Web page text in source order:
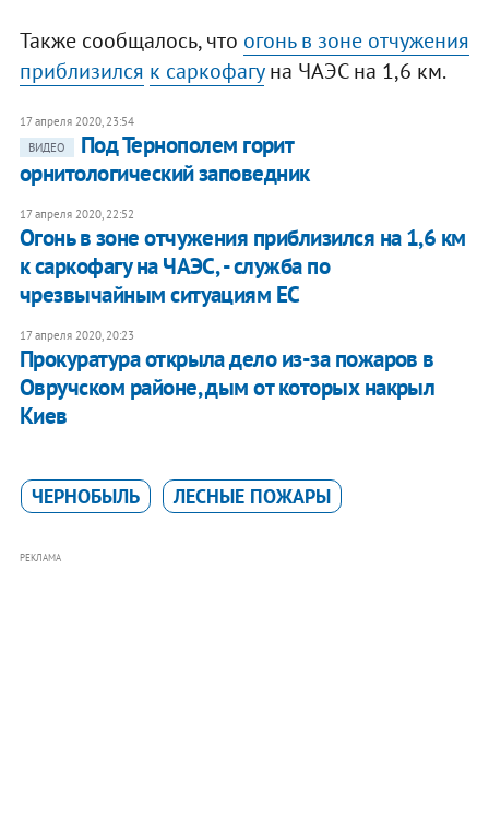
Также сообщалось, что огонь в зоне отчужения
приблизился к саркофагуна ЧАЭС на 1,6 км.
17 апреля 2020, 23:54
ВИДЕО
Под Тернополем горит
орнитологический заповедник
17 апреля 2020, 22:52
Огонь в зоне отчужения приблизился на 1,6 км
к саркофагу на ЧАЭС, - служба по
чрезвычайным ситуациям ЕС
17 апреля 2020, 20:23
Прокуратура открыла дело из-за пожаров в
Овручском районе, дым от которых накрыл
Киев
ЧЕРНОБЫЛЬ ЛЕСНЫЕ ПОЖАРЫ
РЕКЛАМА